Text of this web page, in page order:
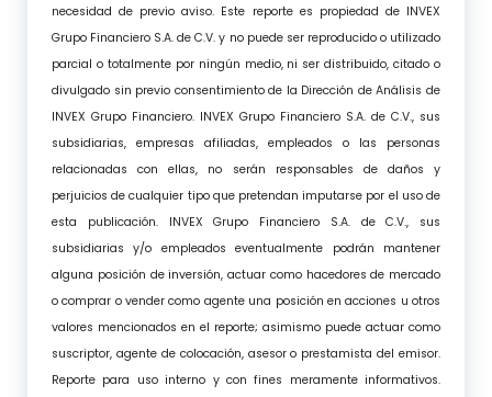
necesidad de previo aviso. Este reporte es propiedad de INVEX
Grupo Financiero S.A. de C.V. y no puede ser reproducido o utilizado
parcial o totalmente por ningún medio, ni ser distribuido, citado o
divulgado sin previo consentimiento de la Dirección de Análisis de
INVEX Grupo Financiero. INVEX Grupo Financiero S.A. de C.V., sus
subsidiarias, empresas afiliadas, empleados o las personas
relacionadas con ellas, no serán responsables de daños y
perjuicios de cualquier tipo que pretendan imputarse por el uso de
esta publicación. INVEX Grupo Financiero S.A. de C.V., sus
subsidiarias y/o empleados eventualmente podrán mantener
alguna posición de inversión, actuar como hacedores de mercado
o comprar o vender como agente una posición en acciones u otros
valores mencionados en el reporte; asimismo puede actuar como
suscriptor, agente de colocación, asesor o prestamista del emisor.
Reporte para uso interno y con fines meramente informativos.